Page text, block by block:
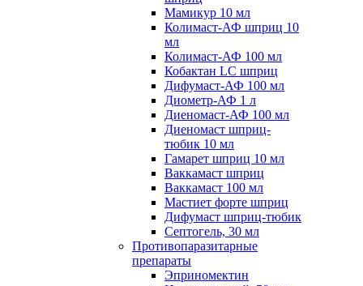
Мамикур 10 мл
Колимаст-АФ шприц 10
мл
Колимаст-АФ 100 мл
Кобактан LC шприц
Дифумаст-АФ 100 мл
Диометр-АФ 1 л
Диеномаст-АФ 100 мл
Диеномаст шприц-
тюбик 10 мл
Гамарет шприц 10 мл
Ваккамаст шприц
Ваккамаст 100 мл
Мастиет форте шприц
Дифумаст шприц-тюбик
Септогель, 30 мл
Противопаразитарные
препараты
Эприномектин